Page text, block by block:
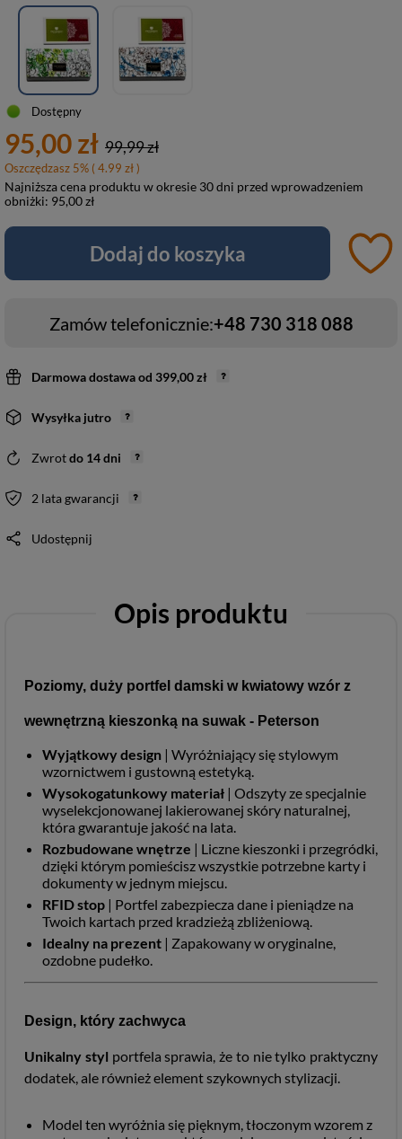
Dostępny
95,00 zł 99,99 zł
Oszczędzasz 5% ( 4.99 zł )
Najniższa cena produktu w okresie 30 dni przed wprowadzeniem
obniżki: 95,00 zł
Dodaj do koszyka
Zamów telefonicznie:+48 730 318 088
Darmowa dostawaod 399,00 zł
Wysyłka jutro
Zwrotdo 14dni
2 lata gwarancji
Udostępnij
Opis produktu
Poziomy, duży portfel damski w kwiatowy wzór z
wewnętrzną kieszonką na suwak - Peterson
Wyjątkowy design | Wyróżniający się stylowym
wzornictwem i gustowną estetyką.
Wysokogatunkowy materiał | Odszyty ze specjalnie
wyselekcjonowanej lakierowanej skóry naturalnej,
która gwarantuje jakość na lata.
Rozbudowane wnętrze | Liczne kieszonki i przegródki,
dzięki którym pomieścisz wszystkie potrzebne karty i
dokumenty w jednym miejscu.
RFID stop | Portfel zabezpiecza dane i pieniądze na
Twoich kartach przed kradzieżą zbliżeniową.
Idealny na prezent | Zapakowany w oryginalne,
ozdobne pudełko.
Design, który zachwyca
Unikalny styl portfela sprawia, że to nie tylko praktyczny
dodatek, ale również element szykownych stylizacji.
Model ten wyróżnia się pięknym, tłoczonym wzorem z